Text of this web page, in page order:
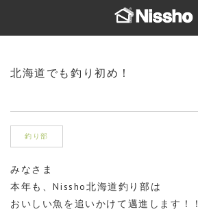
北海道でも釣り初め！
釣り部
みなさま
本年も、Nissho北海道釣り部は
おいしい魚を追いかけて邁進します！！